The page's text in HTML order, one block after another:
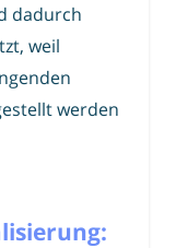
dadurch
weil
werden